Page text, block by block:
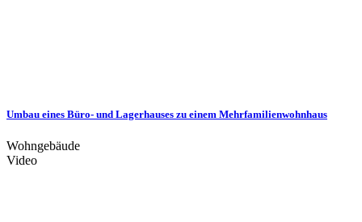
Umbau eines Büro- und Lagerhauses zu einem Mehrfamilienwohnhaus
Wohngebäude
Video